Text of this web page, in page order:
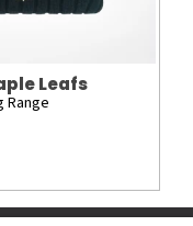
Leafs
Range